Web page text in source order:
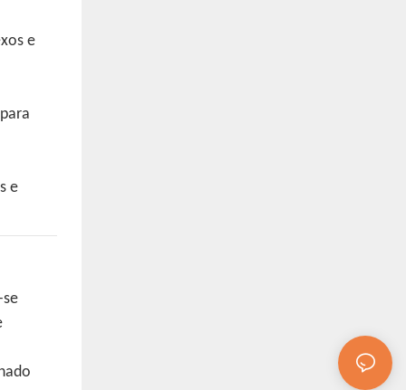
e
e